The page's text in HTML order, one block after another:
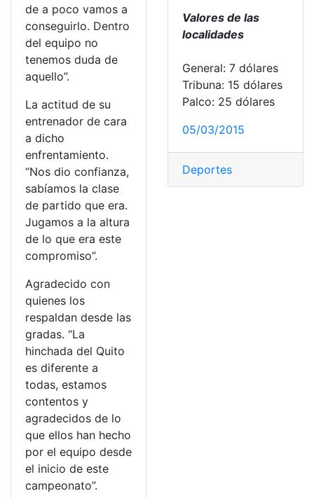
de a poco vamos a
conseguirlo. Dentro
del equipo no
tenemos duda de
aquello”.
La actitud de su
entrenador de cara
a dicho
enfrentamiento.
“Nos dio confianza,
sabíamos la clase
de partido que era.
Jugamos a la altura
de lo que era este
compromiso”.
Agradecido con
quienes los
respaldan desde las
gradas. “La
hinchada del Quito
es diferente a
todas, estamos
contentos y
agradecidos de lo
que ellos han hecho
por el equipo desde
el inicio de este
campeonato”.
Valores de las
localidades
General: 7 dólares
Tribuna: 15 dólares
Palco: 25 dólares
05/03/2015
Deportes